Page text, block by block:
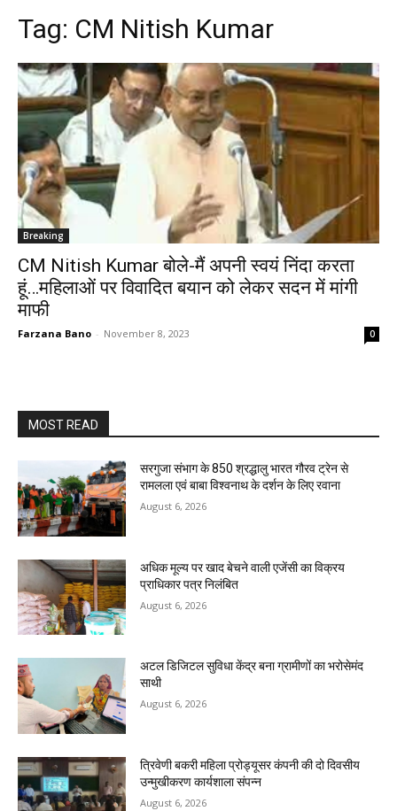
Tag: CM Nitish Kumar
Breaking
CM Nitish Kumar बोले-मैं अपनी स्वयं निंदा करता
हूं…महिलाओं पर विवादित बयान को लेकर सदन में मांगी
माफी
Farzana Bano - November 8, 2023 0
MOST READ
सरगुजा संभाग के 850 श्रद्धालु भारत गौरव ट्रेन से
रामलला एवं बाबा विश्वनाथ के दर्शन के लिए रवाना
August 6, 2026
अधिक मूल्य पर खाद बेचने वाली एजेंसी का विक्रय
प्राधिकार पत्र निलंबित
August 6, 2026
अटल डिजिटल सुविधा केंद्र बना ग्रामीणों का भरोसेमंद
साथी
August 6, 2026
त्रिवेणी बकरी महिला प्रोड्यूसर कंपनी की दो दिवसीय
उन्मुखीकरण कार्यशाला संपन्न
August 6, 2026